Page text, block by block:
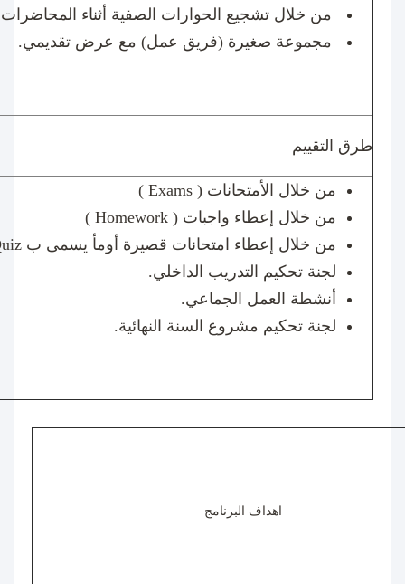
من خلال تشجيع الحوارات الصفية أثناء
مجموعة صغيرة (فريق عمل) مع عرض تقديمي.
طرق التقييم
من خلال الأمتحانات ( Exams
)
من خلال إعطاء واجبات ( Homework
)
من خلال إعطاء امتحانات قصيرة أومأ يسمى ب
لجنة تحكيم التدريب الداخلي.
أنشطة العمل الجماعي.
لجنة تحكيم مشروع السنة النهائية.
اهداف البرنامج